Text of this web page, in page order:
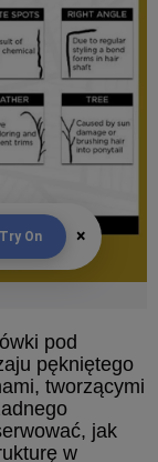
Try On ×
pod
pękniętego
tworzącymi
jak
w